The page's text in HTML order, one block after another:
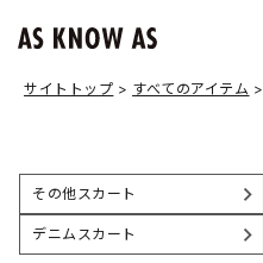
サイトトップ すべてのアイテム
その他スカート
デニムスカート